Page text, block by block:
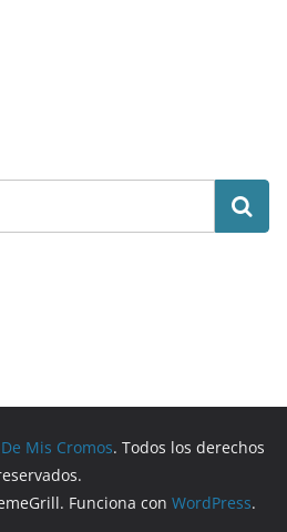
Mis Cromos. Todos los derechos
Funciona con WordPress.